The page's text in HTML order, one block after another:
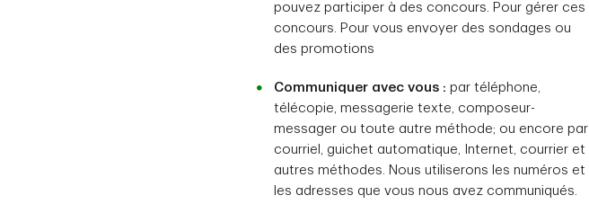
pouvez participer à des concours. Pour gérer ces
concours. Pour vous envoyer des sondages ou
des promotions
Communiquer avec vous : par téléphone,
télécopie, messagerie texte, composeur-
messager ou toute autre méthode; ou encore par
courriel, guichet automatique, Internet, courrier et
autres méthodes. Nous utiliserons les numéros et
les adresses que vous nous avez communiqués.